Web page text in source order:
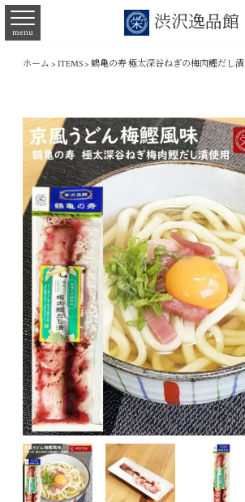
渋沢逸品館
menu
ホーム > ITEMS> 鶴亀の寿 極太深谷ねぎの梅肉鰹だし漬